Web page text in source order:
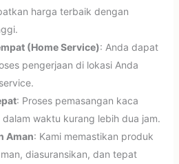
harga terbaik dengan
(Home Service): Anda dapat
pengerjaan di lokasi Anda
: Proses pemasangan kaca
waktu kurang lebih dua jam.
Aman: Kami memastikan produk
diasuransikan, dan tepat